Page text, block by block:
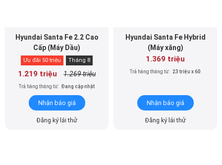
Hyundai Santa Fe 2.2 Cao
Cấp (Máy Dầu)
Ưu đãi 50 triệu Tháng 8
1.219 triệu 1.269 triệu
Trả hàng tháng từ: Đang cập nhật
Nhận báo giá
Đăng ký lái thử
Hyundai Santa Fe Hybrid
(Máy xăng)
1.369 triệu
Trả hàng tháng từ: 23 triệu x 60
Nhận báo giá
Đăng ký lái thử